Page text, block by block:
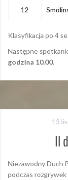
12
Klasyfikacja po 4
Następne
godzina 10.00.
13
II
Niezawodny Duch
podczas rozgrywek